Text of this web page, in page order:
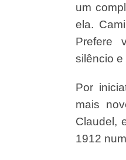
um
ela.
Prefere
silêncio e
Por
mais
Claudel,
1912